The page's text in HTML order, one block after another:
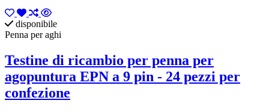
disponibile
Penna per aghi
Testine di ricambio per penna per
agopuntura EPN a 9 pin - 24 pezzi per
confezione